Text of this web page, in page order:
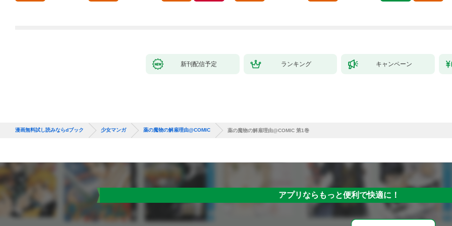
新刊配信予定 ランキング キャンペーン
漫画無料試し読みならdブック 少女マンガ 薬の魔物の解雇理由@COMIC 薬の魔物の解雇理由@COMIC 第1巻
アプリならもっと便利で快適に！